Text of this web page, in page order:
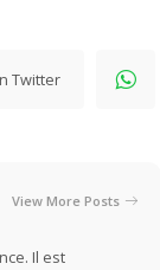
Twitter
View More Posts
Il est